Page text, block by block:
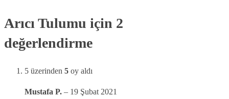
Arıcı Tulumu için 2
değerlendirme
5 üzerinden 5 oy aldı
Mustafa P. – 19 Şubat 2021